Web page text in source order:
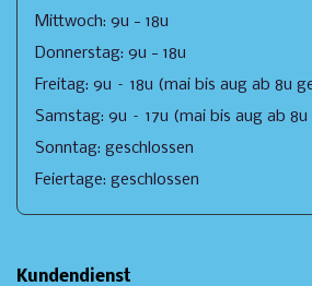
Mittwoch: 9u - 18u
Donnerstag: 9u - 18u
Freitag: 9u – 18u (mai bis aug ab 8u
Samstag: 9u – 17u (mai bis aug ab
Sonntag: geschlossen
Feiertage: geschlossen
Kundendienst